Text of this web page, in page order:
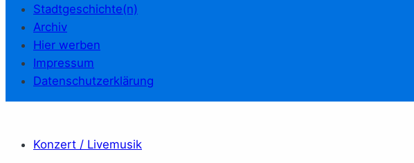
Stadtgeschichte(n)
Archiv
Hier werben
Impressum
Datenschutzerklärung
Konzert / Livemusik